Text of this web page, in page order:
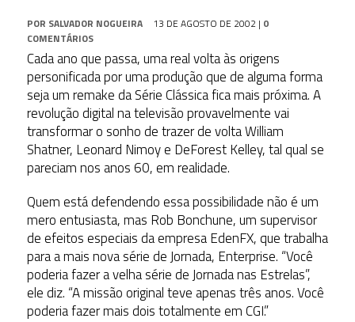
POR SALVADOR NOGUEIRA 13 DE AGOSTO DE 2002 | 0
COMENTÁRIOS
Cada ano que passa, uma real volta às origens
personificada por uma produção que de alguma forma
seja um remake da Série Clássica fica mais próxima. A
revolução digital na televisão provavelmente vai
transformar o sonho de trazer de volta William
Shatner, Leonard Nimoy e DeForest Kelley, tal qual se
pareciam nos anos 60, em realidade.
Quem está defendendo essa possibilidade não é um
mero entusiasta, mas Rob Bonchune, um supervisor
de efeitos especiais da empresa EdenFX, que trabalha
para a mais nova série de Jornada, Enterprise. “Você
poderia fazer a velha série de Jornada nas Estrelas”,
ele diz. “A missão original teve apenas três anos. Você
poderia fazer mais dois totalmente em CGI.”